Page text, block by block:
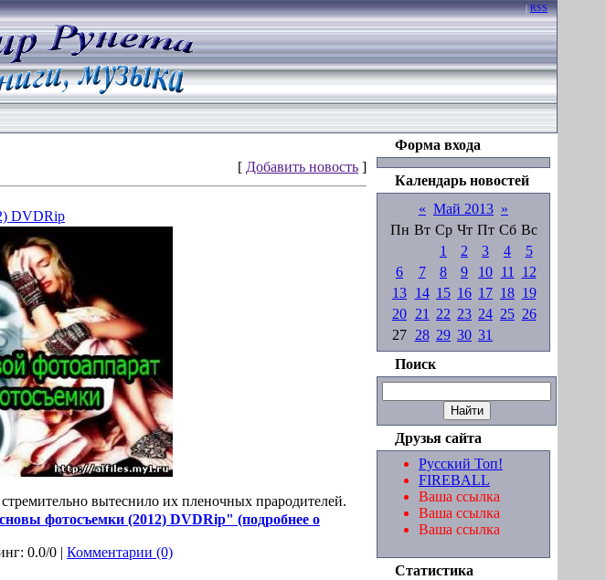
|RSS
[ Добавить новость ]
DVDRip
вытеснило их пленочных прародителей.
фотосъемки (2012) DVDRip" (подробнее о
0.0/0 | Комментарии (0)
Форма входа
Календарь новостей
« Май 2013 »
Пн Вт Ср Чт Пт Сб Вс
1
2 3 4
5
6
7 8 9 10 11
12
13 14 15 16 17 18 19
20 21 22 23 24 25 26
27 28 29 30 31
Поиск
Друзья сайта
Русский Топ!
FIREBALL
Ваша ссылка
Ваша ссылка
Ваша ссылка
Статистика